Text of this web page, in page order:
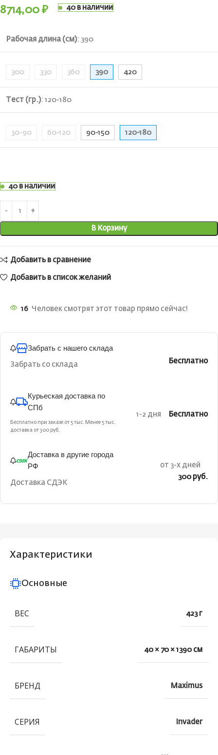
8714,00 ₽ 40 в наличии
Рабочая длина (см): 390
300 330 360 390 420
Тест (гр.): 120-180
30-90 60-120 90-150 120-180
40 в наличии
В Корзину
Добавить в сравнение
Добавить в список желаний
16 Человек смотрят этот товар прямо сейчас!
Забрать с нашего склада
Забрать со склада Бесплатно
Курьеская доставка по
СПб
Бесплатно при заказе от 5 тыс. Менее 5 тыс.
доставка от 300 руб.
1-2 дня Бесплатно
Доставка в другие города
РФ
Доставка СДЭК
от 3-х дней
300 руб.
Характеристики
Основные
ВЕС 423 г
ГАБАРИТЫ 40 × 70 × 1390 см
БРЕНД Maximus
СЕРИЯ Invader